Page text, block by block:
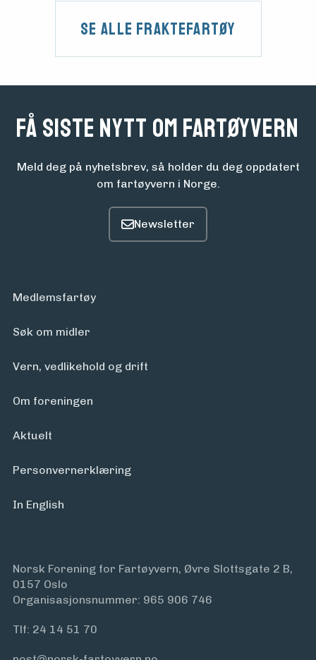
Se alle Fraktefartøy
Få siste nytt om fartøyvern
Meld deg på nyhetsbrev, så holder du deg oppdatert
om fartøyvern i Norge.
Medlemsfartøy
Søk om midler
Vern, vedlikehold og drift
Om foreningen
Aktuelt
Personvern­erklæring
In English
Norsk Forening for Fartøyvern, Øvre Slottsgate 2 B,
0157 Oslo
Organisasjonsnummer: 965 906 746
Tlf: 24 14 51 70